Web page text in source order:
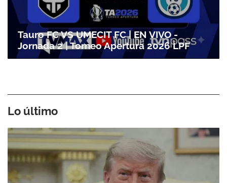
Tauro FC VS UMECIT FC | EN VIVO -
Jornada 2 | Torneo Apertura 2026 LPF
Lo último